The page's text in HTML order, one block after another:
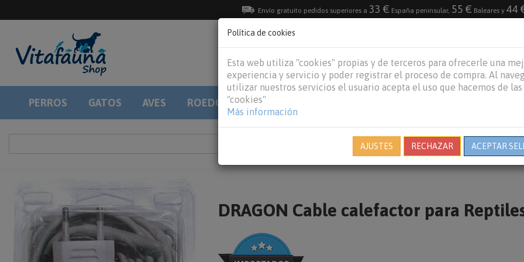
Envío gratuito pedidos superiores a 33 € España peninsular, 55 € Baleares y 44
DESTACADO
VACACIONES DE VERANO 2026
PERROS GATOS AVES ROEDORES REPTILES
DRAGON Cable calefactor para
Política de cookies
Esta web utiliza "cookies" propias y de terceros para ofrecerle una
experiencia y servicio y poder registrar el proceso de compra. Al
utilizar nuestros servicios el usuario acepta el uso que hacemos de las
"cookies"
Más información
AJUSTES RECHAZAR ACEPTAR